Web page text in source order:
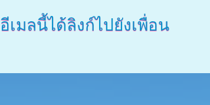
อีเมลนี้ได้ลิงก์ไปยังเพื่อน